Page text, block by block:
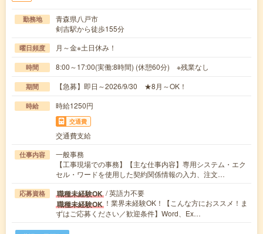
勤務地
青森県八戸市
剣吉駅から徒歩155分
曜日頻度 月～金※土日休み！
時間 8:00～17:00(実働:8時間) (休憩60分) ※残業なし
期間 【急募】即日～2026/9/30 ★8月～OK！
時給 時給1250円
交通費
交通費支給
仕事内容
一般事務
【工事現場での事務】【主な仕事内容】専用システム・エク
セル・ワードを使用した契約関係情報の入力、注文…
応募資格 職種未経験OK / 英語力不要
職種未経験OK ！業界未経験OK！【こんな方におススメ！ま
ずはご応募ください／歓迎条件】Word、Ex…